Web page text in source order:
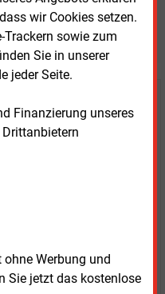
wir Cookies setzen.
Trackern sowie zum
Sie in unserer
jeder Seite.
Finanzierung unseres
Werbung und
Sie jetzt das kostenlose
und
lesen?
Beitrag für